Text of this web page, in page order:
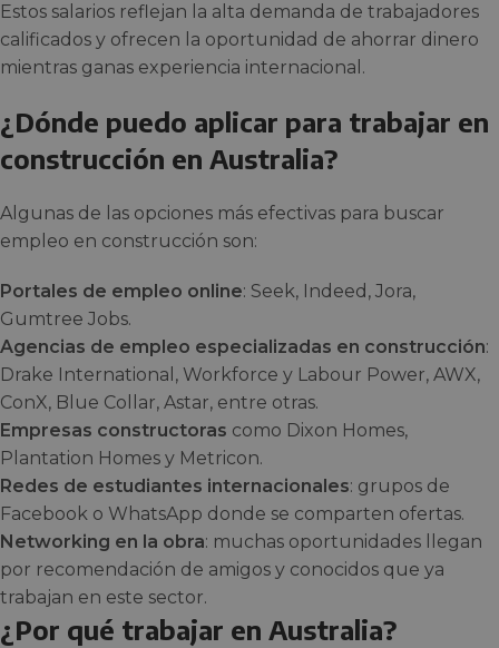
Estos salarios reflejan la alta demanda de trabajadores
calificados y ofrecen la oportunidad de ahorrar dinero
mientras ganas experiencia internacional.
¿Dónde puedo aplicar para trabajar en
construcción en Australia?
Algunas de las opciones más efectivas para buscar
empleo en construcción son:
Portales de empleo online: Seek, Indeed, Jora,
Gumtree Jobs.
Agencias de empleo especializadas en construcción:
Drake International, Workforce y Labour Power, AWX,
ConX, Blue Collar, Astar, entre otras.
Empresas constructoras como Dixon Homes,
Plantation Homes y Metricon.
Redes de estudiantes internacionales: grupos de
Facebook o WhatsApp donde se comparten ofertas.
Networking en la obra: muchas oportunidades llegan
por recomendación de amigos y conocidos que ya
trabajan en este sector.
¿Por qué trabajar en Australia?